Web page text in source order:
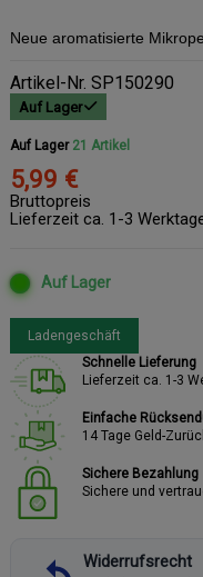
Neue aromatisierte
Artikel-Nr. SP150290
Auf Lager
Auf Lager 21 Artikel
5,99 €
Bruttopreis
Lieferzeit ca. 1-3
Auf Lager
Ladengeschäft
Schnelle Lieferung
Lieferzeit ca. 1-3
Einfache
14 Tage Geld-
Sichere Bezahlung
Sichere und
Widerrufsrecht